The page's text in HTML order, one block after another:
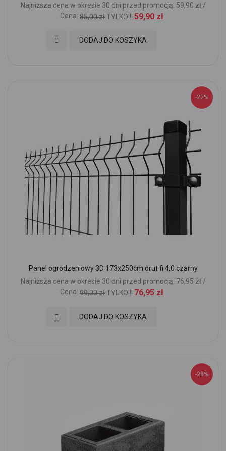
Najniższa cena w okresie 30 dni przed promocją: 59,90 zł /
Cena: 85,00 złTYLKO!!! 59,90 zł
DODAJ DO KOSZYKA
Dodaj do Ulubionych
-22%
Panel ogrodzeniowy 3D 173x250cm drut fi 4,0 czarny
Najniższa cena w okresie 30 dni przed promocją: 76,95 zł /
Cena: 99,00 złTYLKO!!! 76,95 zł
DODAJ DO KOSZYKA
Dodaj do Ulubionych
-28%